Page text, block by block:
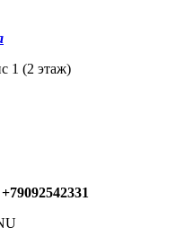
1 (2 этаж)
+79092542331